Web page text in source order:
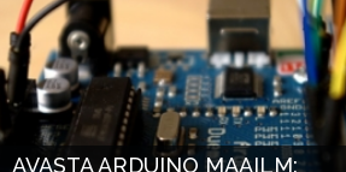
AVASTA ARDUINO MAAILM: